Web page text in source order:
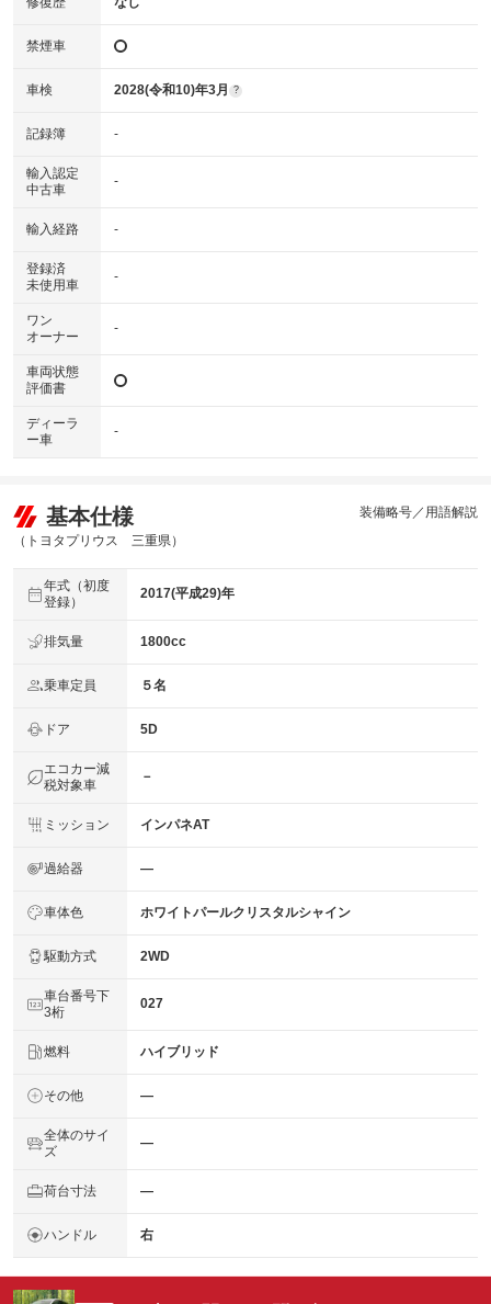
禁煙車
車検 2028(令和10)年3月 ?
記録簿 -
輸入認定
中古車
-
輸入経路 -
登録済
未使用車
-
ワン
オーナー
-
車両状態
評価書
ディーラ
ー車
-
基本仕様
（トヨタプリウス 三重県）
装備略号／用語解説
年式（初度
登録）
2017(平成29)年
排気量 1800cc
乗車定員 ５名
ドア 5D
エコカー減
税対象車
－
ミッション インパネAT
過給器 ―
車体色 ホワイトパールクリスタルシャイン
駆動方式 2WD
車台番号下
3桁
027
燃料 ハイブリッド
その他 ―
全体のサイ
ズ
―
荷台寸法 ―
ハンドル 右